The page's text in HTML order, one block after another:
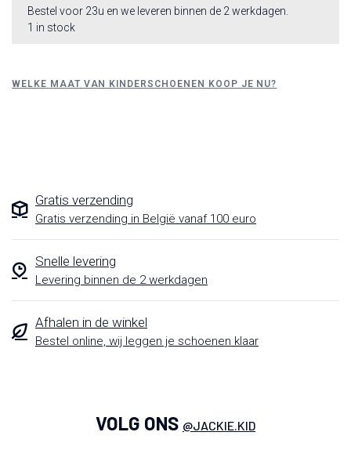
Bestel voor 23u en we leveren binnen de 2 werkdagen.
1 in stock
WELKE MAAT VAN KINDERSCHOENEN KOOP JE NU?
Gratis verzending
Gratis verzending in België vanaf 100 euro
Snelle levering
Levering binnen de 2 werkdagen
Afhalen in de winkel
Bestel online, wij leggen je schoenen klaar
VOLG ONS @JACKIE.KID